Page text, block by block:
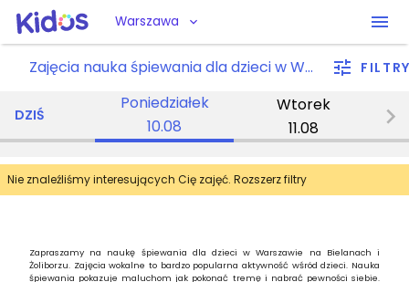
Warszawa
Zajęcia nauka śpiewania dla dzieci w Warszawie Bielanach / Żoliborzu
DZIŚ
Poniedziałek
10.08
Wtorek
11.08
Nie znaleźliśmy interesujących Cię zajęć. Rozszerz filtry
Zapraszamy na naukę śpiewania dla dzieci w Warszawie na Bielanach i
Żoliborzu. Zajęcia wokalne to bardzo popularna aktywność wśród dzieci. Nauka
śpiewania pokazuje maluchom jak pokonać tremę i nabrać pewności siebie.